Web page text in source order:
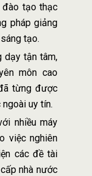
đào tạo thạc
pháp giảng
tạo.
dạy tận tâm,
môn cao
từng được
uy tín.
nhiều máy
việc nghiên
các đề tài
nhà nước